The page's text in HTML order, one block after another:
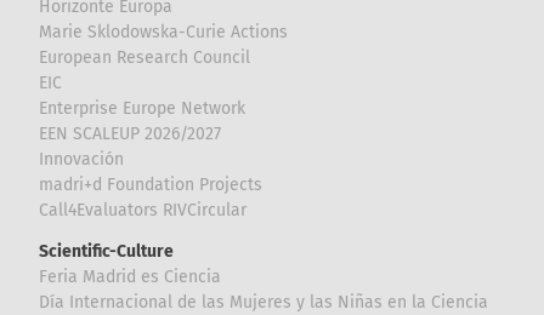
Horizonte Europa
Marie Sklodowska-Curie Actions
European Research Council
EIC
Enterprise Europe Network
EEN SCALEUP 2026/2027
Innovación
madri+d Foundation Projects
Call4Evaluators RIVCircular
Scientific-Culture
Feria Madrid es Ciencia
Día Internacional de las Mujeres y las Niñas en la Ciencia